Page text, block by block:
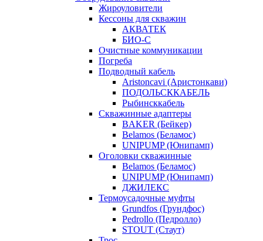
Жироуловители
Кессоны для скважин
АКВАТЕК
БИО-С
Очистные коммуникации
Погреба
Подводный кабель
Aristoncavi (Аристонкави)
ПОДОЛЬСККАБЕЛЬ
Рыбинсккабель
Скважинные адаптеры
BAKER (Бейкер)
Belamos (Беламос)
UNIPUMP (Юнипамп)
Оголовки скважинные
Belamos (Беламос)
UNIPUMP (Юнипамп)
ДЖИЛЕКС
Термоусадочные муфты
Grundfos (Грундфос)
Pedrollo (Педролло)
STOUT (Стаут)